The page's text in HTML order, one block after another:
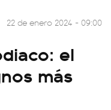
22 de enero 2024 - 09:00
el
más